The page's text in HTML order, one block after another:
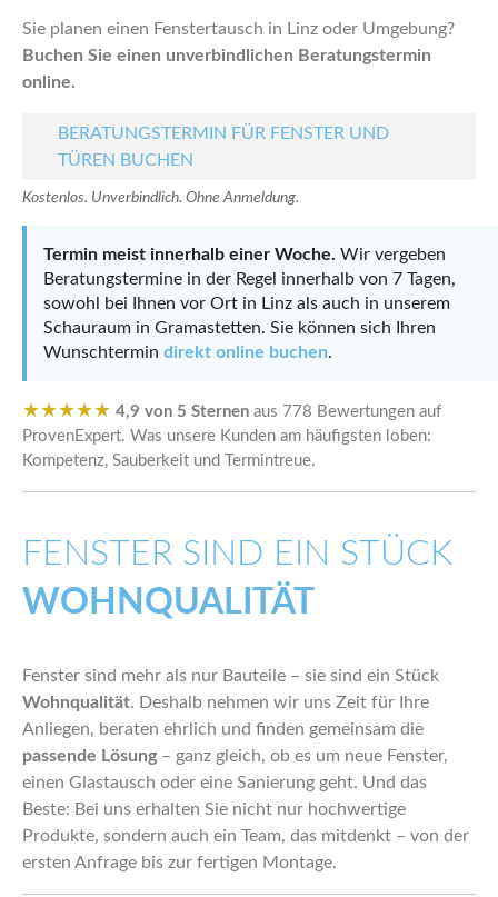
Sie planen einen Fenstertausch in Linz oder Umgebung?
Buchen Sie einen unverbindlichen Beratungstermin
online.
BERATUNGSTERMIN FÜR FENSTER UND
TÜREN BUCHEN
Kostenlos. Unverbindlich. Ohne Anmeldung.
Termin meist innerhalb einer Woche. Wir vergeben
Beratungstermine in der Regel innerhalb von 7 Tagen,
sowohl bei Ihnen vor Ort in Linz als auch in unserem
Schauraum in Gramastetten. Sie können sich Ihren
Wunschtermin direkt online buchen.
★★★★★ 4,9 von 5 Sternen aus 778 Bewertungen auf
ProvenExpert. Was unsere Kunden am häufigsten loben:
Kompetenz, Sauberkeit und Termintreue.
FENSTER SIND EIN STÜCK
WOHNQUALITÄT
Fenster sind mehr als nur Bauteile – sie sind ein Stück
Wohnqualität. Deshalb nehmen wir uns Zeit für Ihre
Anliegen, beraten ehrlich und finden gemeinsam die
passende Lösung – ganz gleich, ob es um neue Fenster,
einen Glastausch oder eine Sanierung geht. Und das
Beste: Bei uns erhalten Sie nicht nur hochwertige
Produkte, sondern auch ein Team, das mitdenkt – von der
ersten Anfrage bis zur fertigen Montage.